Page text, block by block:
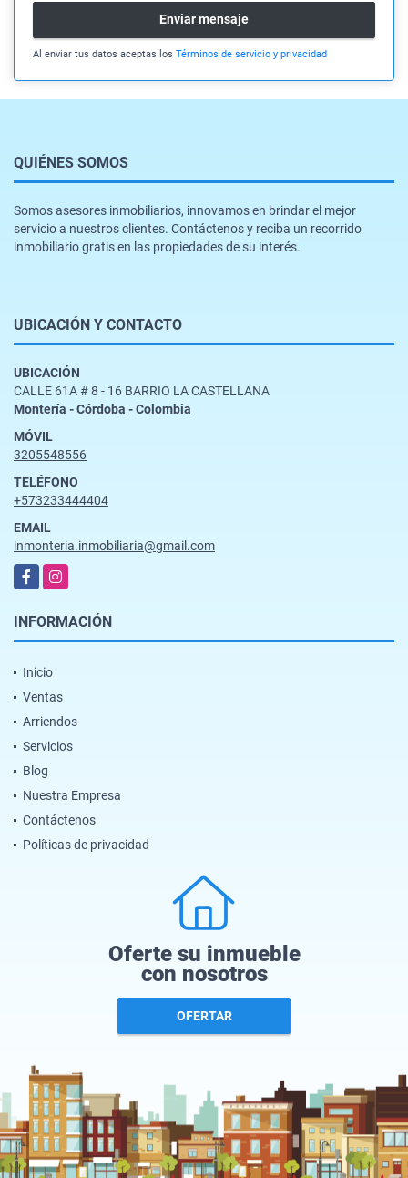
Enviar mensaje
Al enviar tus datos aceptas los Términos de servicio y privacidad
QUIÉNES SOMOS
Somos asesores inmobiliarios, innovamos en brindar el mejor
servicio a nuestros clientes. Contáctenos y reciba un recorrido
inmobiliario gratis en las propiedades de su interés.
UBICACIÓN Y CONTACTO
UBICACIÓN
CALLE 61A # 8 - 16 BARRIO LA CASTELLANA
Montería - Córdoba - Colombia
MÓVIL
3205548556
TELÉFONO
+573233444404
EMAIL
inmonteria.inmobiliaria@gmail.com
FacebookInstagram
INFORMACIÓN
Inicio
Ventas
Arriendos
Servicios
Blog
Nuestra Empresa
Contáctenos
Políticas de privacidad
Oferte su inmueble
con nosotros
OFERTAR